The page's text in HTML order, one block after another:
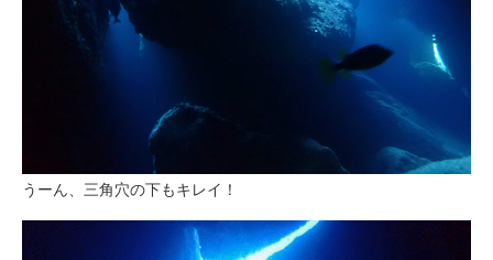
うーん、三角穴の下もキレイ！